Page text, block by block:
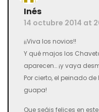
Inés
14 octubre 2014 at
¡¡Viva los novios!!
Y qué majos los
aparecen… ¡y vaya
Por cierto, el peinado
guapa!
Que seáis felices en